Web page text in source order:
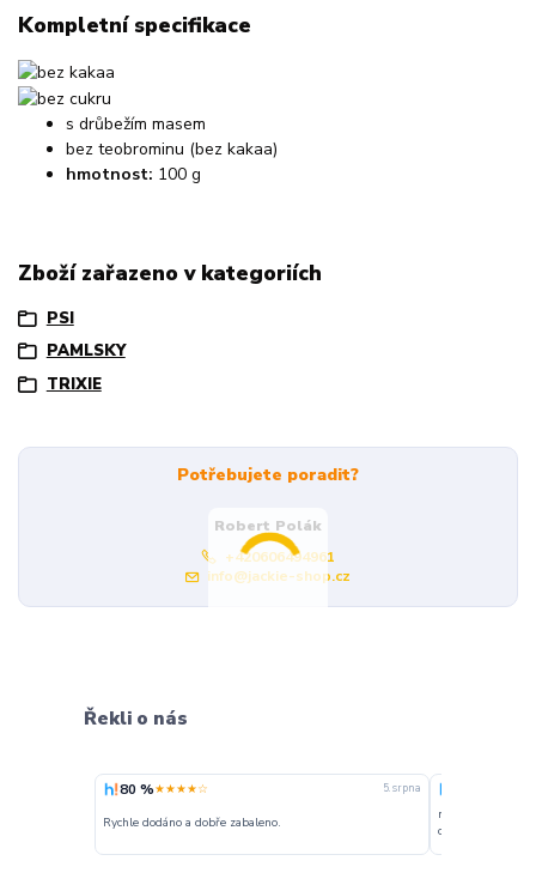
Kompletní specifikace
s drůbežím masem
bez teobrominu (bez kakaa)
hmotnost: 100 g
Zboží zařazeno v kategoriích
PSI
PAMLSKY
TRIXIE
Potřebujete poradit?
Robert Polák
+420606494961
info@jackie-shop.cz
Řekli o nás
80 %★★★★☆ 5. srpna
Rychle dodáno a dobře zabaleno.
nakupuji
o stavu